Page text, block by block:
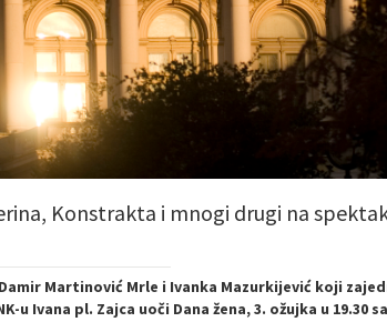
Konstrakta i mnogi drugi na
Martinović Mrle i Ivanka Mazurkijević koji
u Ivana pl. Zajca uoči Dana žena, 3. ožujka u